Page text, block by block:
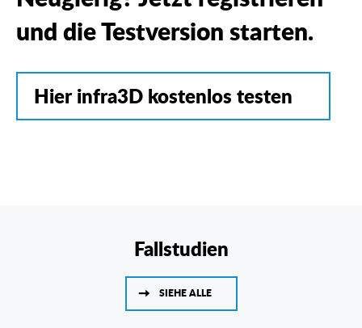
und die Testversion starten.
Hier infra3D kostenlos testen
Fallstudien
SIEHE ALLE